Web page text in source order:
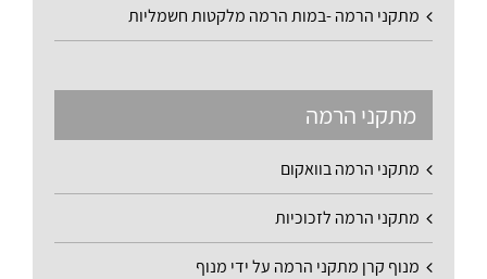
מתקני הרמה -במות הרמה מלקטות חשמליות
מתקני הרמה
מתקני הרמה בוואקום
מתקני הרמה לזכוכיות
מנוף קרן מתקני הרמה על ידי מנוף